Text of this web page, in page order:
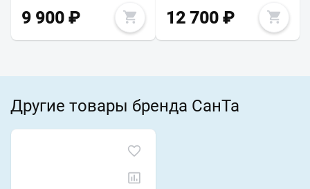
9 900 ₽ 12 700₽
Другие товары бренда СанТа